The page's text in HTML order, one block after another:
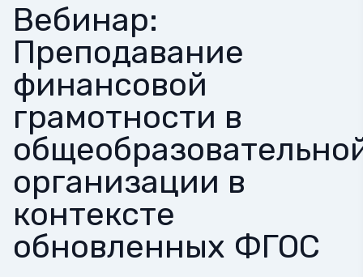
Вебинар:
Преподавание
финансовой
грамотности в
организации в
контексте
обновленных ФГОС